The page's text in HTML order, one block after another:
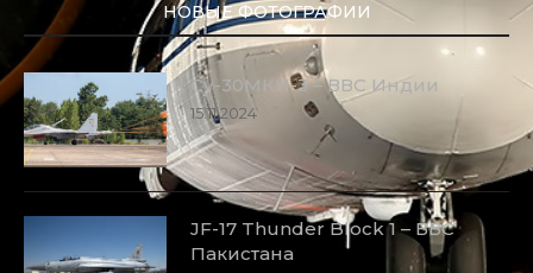
НОВЫЕ ФОТОГРАФИИ
Су-30МКИ-3 – ВВС Индии
15.11.2024
JF-17 Thunder Block 1 – ВВС
Пакистана